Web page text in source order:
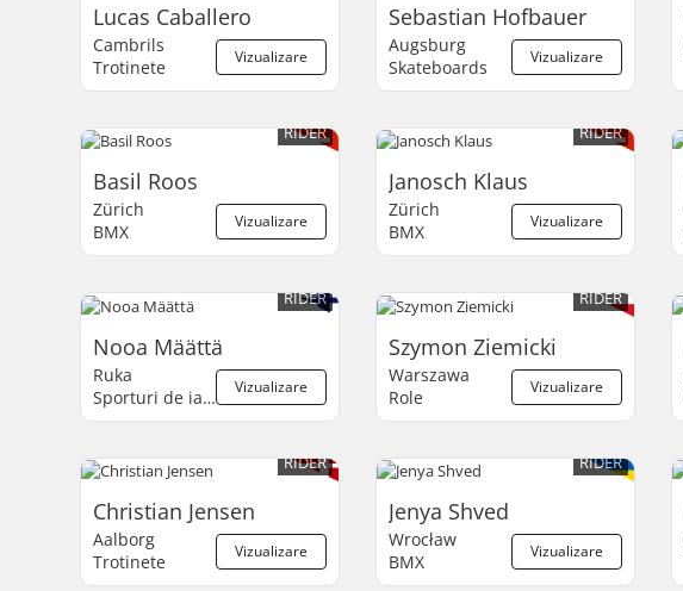
Lucas Caballero
Vizualizare
Cambrils
Trotinete
Sebastian Hofbauer
Vizualizare
Augsburg
Skateboards
RIDER
Basil Roos
Vizualizare
Zürich
BMX
RIDER
Janosch Klaus
Vizualizare
Zürich
BMX
RIDER
Nooa Määttä
Vizualizare
Ruka
Sporturi de iarnă
RIDER
Szymon Ziemicki
Vizualizare
Warszawa
Role
RIDER
Christian Jensen
Vizualizare
Aalborg
Trotinete
RIDER
Jenya Shved
Vizualizare
Wrocław
BMX